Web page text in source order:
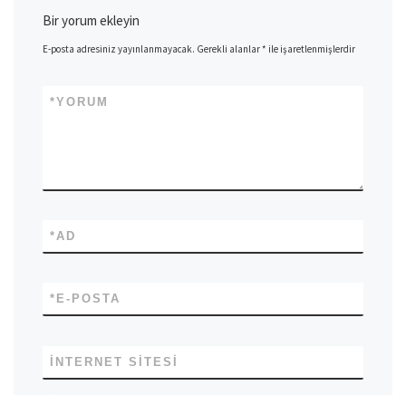
Bir yorum ekleyin
E-posta adresiniz yayınlanmayacak. Gerekli alanlar* ile işaretlenmişlerdir
YORUM
*
AD
*
E-POSTA
*
İNTERNET SITESI